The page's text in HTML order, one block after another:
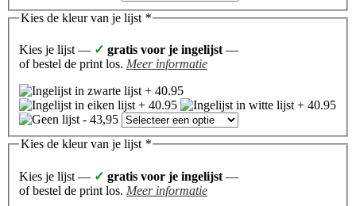
Kies de kleur van je lijst *
Kies je lijst — ✓ gratis voor je ingelijst—
of bestel de print los. Meer informatie
Kies de kleur van je lijst *
Kies je lijst — ✓ gratis voor je ingelijst —
of bestel de print los. Meer informatie